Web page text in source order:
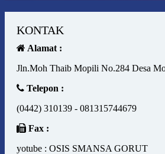
KONTAK
Alamat :
Jln.Moh Thaib Mopili No.284 Desa
Telepon :
(0442) 310139 - 081315744679
Fax :
yotube : OSIS SMANSA GORUT